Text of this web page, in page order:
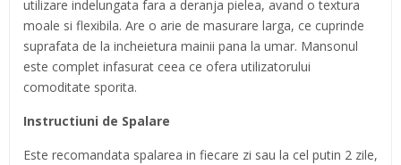
utilizare indelungata fara a deranja pielea, avand o textura
moale si flexibila. Are o arie de masurare larga, ce cuprinde
suprafata de la incheietura mainii pana la umar. Mansonul
este complet infasurat ceea ce ofera utilizatorului
comoditate sporita.
Instructiuni de Spalare
Este recomandata spalarea in fiecare zi sau la cel putin 2 zile,